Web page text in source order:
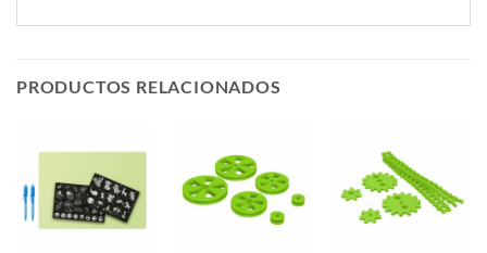
PRODUCTOS RELACIONADOS